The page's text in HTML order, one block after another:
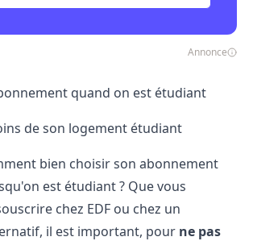
Annonce
quand on est étudiant
de son logement étudiant
bien choisir son abonnement
est étudiant ? Que vous
chez EDF ou chez un
il est important, pour ne pas